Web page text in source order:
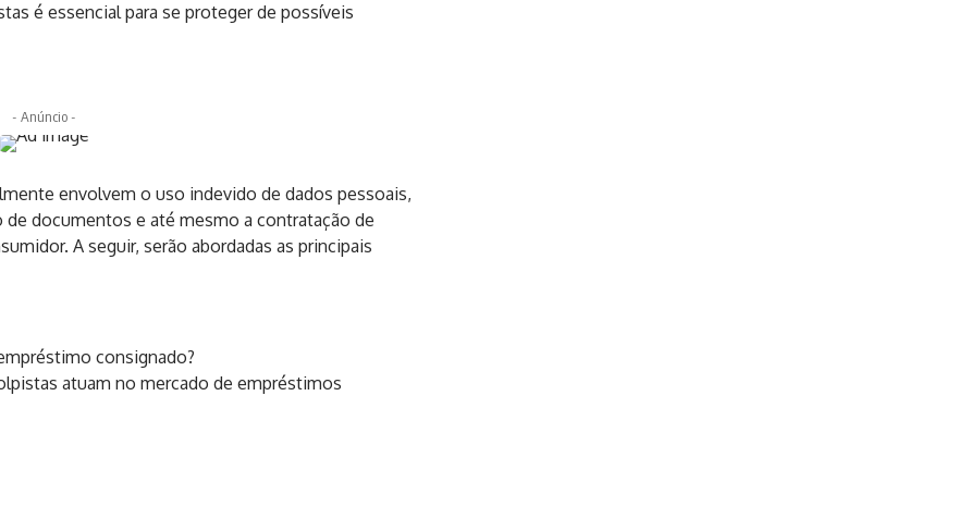
é essencial para se proteger de possíveis
- Anúncio -
envolvem o uso indevido de dados pessoais,
documentos e até mesmo a contratação de
A seguir, serão abordadas as principais
consignado?
atuam no mercado de empréstimos